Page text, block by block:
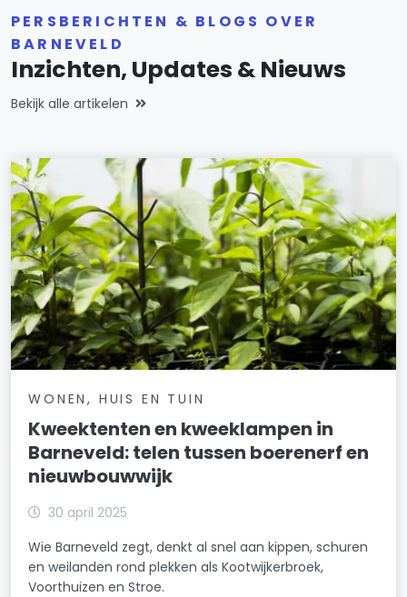
PERSBERICHTEN & BLOGS OVER
BARNEVELD
Inzichten, Updates & Nieuws
Bekijk alle artikelen
WONEN, HUIS EN TUIN
Kweektenten en kweeklampen in
Barneveld: telen tussen boerenerf en
nieuwbouwwijk
30 april 2025
Wie Barneveld zegt, denkt al snel aan kippen, schuren
en weilanden rond plekken als Kootwijkerbroek,
Voorthuizen en Stroe.